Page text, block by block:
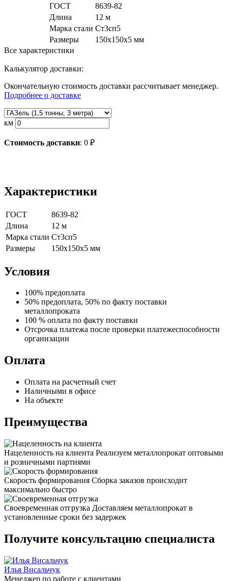
ГОСТ
8639-82
Длина
12 м
Марка стали Ст3сп5
Размеры
150х150х5 мм
Все характеристики
Калькулятор доставки:
Окончательную стоимость доставки рассчитывает менеджер.
Подробнее о доставке
км
Стоимость доставки: 0 ₽
Характеристики
ГОСТ
8639-82
Длина
12 м
Марка стали Ст3сп5
Размеры
150х150х5 мм
Условия
100% предоплата
50% предоплата, 50% по факту поставки
металлопроката
100 % оплата по факту поставки
Отсрочка платежа после проверки платежеспособности
организации
Оплата
Оплата на расчетный счет
Наличными в офисе
На объекте
Преимущества
Нацеленность на клиента Реализуем металлопрокат оптовыми
и розничными партиями
Скорость формирования Сборка заказов происходит
максимально быстро
Своевременная отгрузка Доставляем металлопрокат в
установленные сроки без задержек
Получите консультацию специалиста
Илья Висальчук
Менеджер по работе с клиентами